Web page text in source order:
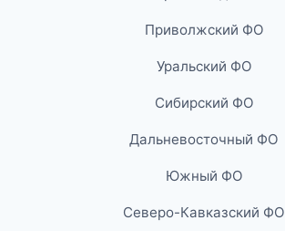
Приволжский ФО
Уральский ФО
Сибирский ФО
Дальневосточный ФО
Южный ФО
Северо-Кавказский ФО